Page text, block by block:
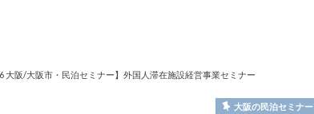
大阪/大阪市・民泊セミナー】外国人滞在施設経営事業セミナー
大阪の民泊セミナー